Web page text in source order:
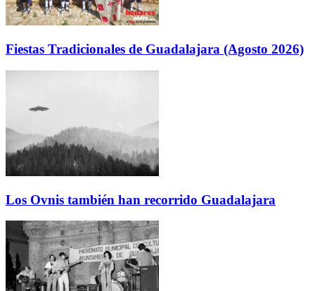
Fiestas Tradicionales de Guadalajara (Agosto 2026)
Los Ovnis también han recorrido Guadalajara